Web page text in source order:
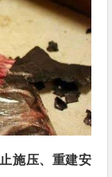
施压、重建安